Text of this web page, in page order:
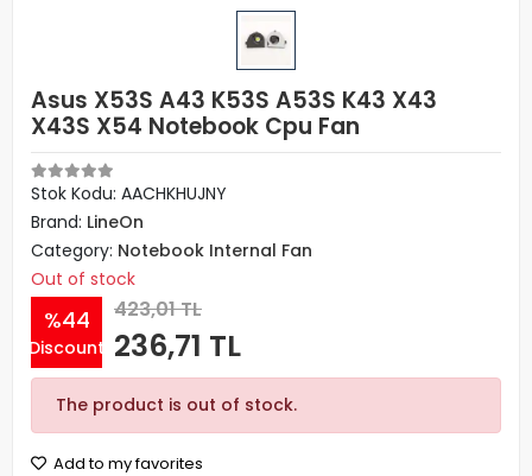
Asus X53S A43 K53S A53S K43 X43
X43S X54 Notebook Cpu Fan
Stok Kodu: AACHKHUJNY
Brand: LineOn
Category: Notebook Internal Fan
Out of stock
%44
Discount
423,01 TL
236,71 TL
The product is out of stock.
Add to my favorites